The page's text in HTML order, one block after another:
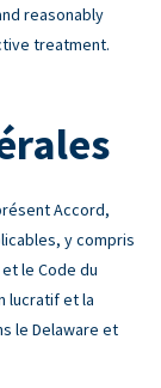
reasonably
treatment.
Accord,
y compris
le Code du
lucratif et la
le Delaware et